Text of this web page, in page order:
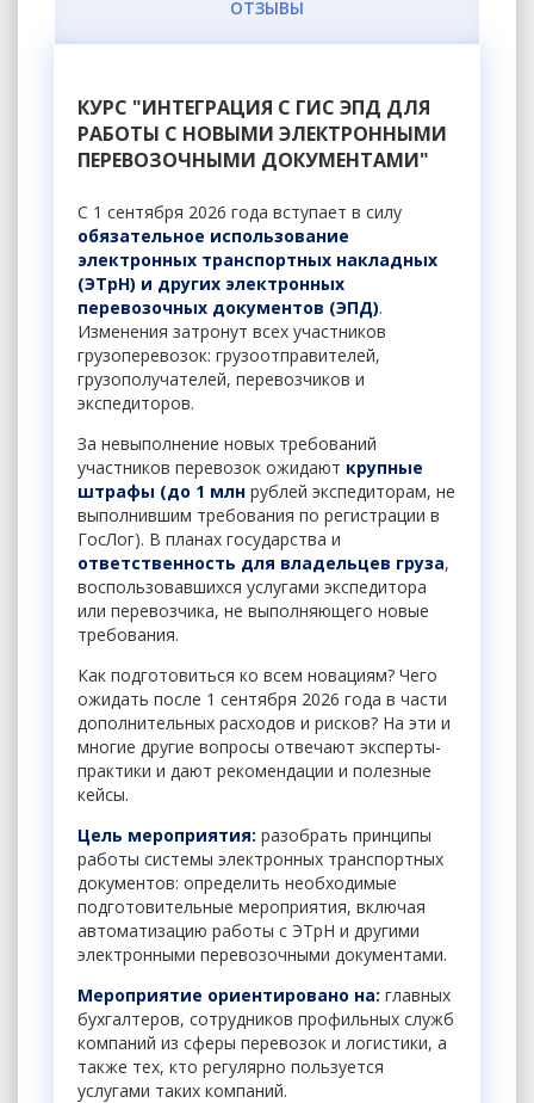
ОТЗЫВЫ
КУРС "ИНТЕГРАЦИЯ С ГИС ЭПД ДЛЯ
РАБОТЫ С НОВЫМИ ЭЛЕКТРОННЫМИ
ПЕРЕВОЗОЧНЫМИ ДОКУМЕНТАМИ"
С 1 сентября 2026 года вступает в силу
обязательное использование
электронных транспортных накладных
(ЭТрН) и других электронных
перевозочных документов (ЭПД).
Изменения затронут всех участников
грузоперевозок: грузоотправителей,
грузополучателей, перевозчиков и
экспедиторов.
За невыполнение новых требований
участников перевозок ожидают крупные
штрафы (до 1 млн рублей экспедиторам, не
выполнившим требования по регистрации в
ГосЛог). В планах государства и
ответственность для владельцев груза,
воспользовавшихся услугами экспедитора
или перевозчика, не выполняющего новые
требования.
Как подготовиться ко всем новациям? Чего
ожидать после 1 сентября 2026 года в части
дополнительных расходов и рисков? На эти и
многие другие вопросы отвечают эксперты-
практики и дают рекомендации и полезные
кейсы.
Цель мероприятия: разобрать принципы
работы системы электронных транспортных
документов: определить необходимые
подготовительные мероприятия, включая
автоматизацию работы с ЭТрН и другими
электронными перевозочными документами.
Мероприятие ориентировано на: главных
бухгалтеров, сотрудников профильных служб
компаний из сферы перевозок и логистики, а
также тех, кто регулярно пользуется
услугами таких компаний.